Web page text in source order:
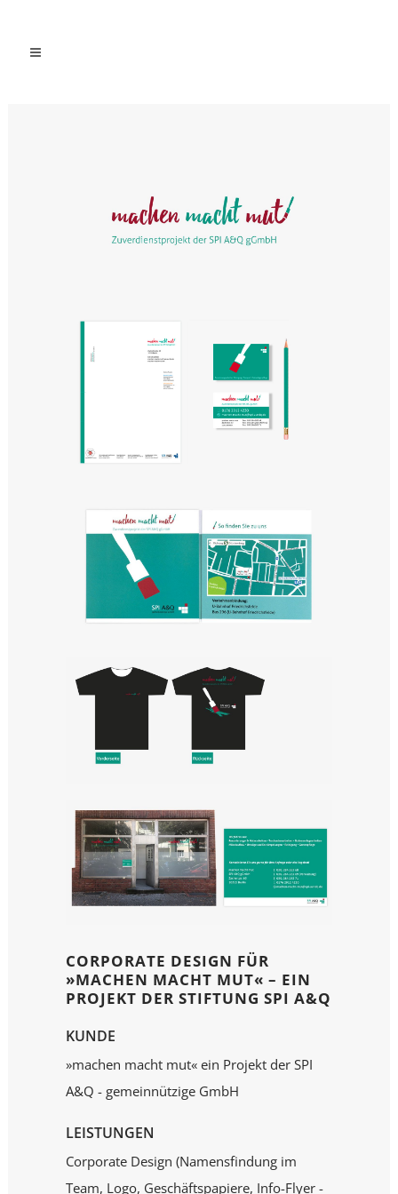
CORPORATE DESIGN FÜR
»MACHEN MACHT MUT« – EIN
PROJEKT DER STIFTUNG SPI A&Q
KUNDE
»machen macht mut« ein Projekt der SPI
A&Q - gemeinnützige GmbH
LEISTUNGEN
Corporate Design (Namensfindung im
Team, Logo, Geschäftspapiere, Info-Flyer -